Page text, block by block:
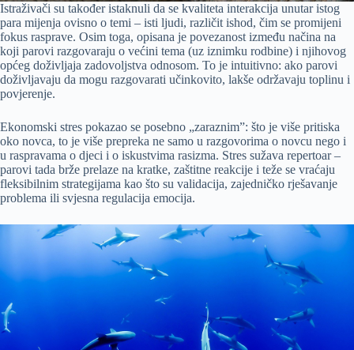
Istraživači su također istaknuli da se kvaliteta interakcija unutar istog
para mijenja ovisno o temi – isti ljudi, različit ishod, čim se promijeni
fokus rasprave. Osim toga, opisana je povezanost između načina na
koji parovi razgovaraju o većini tema (uz iznimku rodbine) i njihovog
općeg doživljaja zadovoljstva odnosom. To je intuitivno: ako parovi
doživljavaju da mogu razgovarati učinkovito, lakše održavaju toplinu i
povjerenje.
Ekonomski stres pokazao se posebno „zaraznim”: što je više pritiska
oko novca, to je više prepreka ne samo u razgovorima o novcu nego i
u raspravama o djeci i o iskustvima rasizma. Stres sužava repertoar –
parovi tada brže prelaze na kratke, zaštitne reakcije i teže se vraćaju
fleksibilnim strategijama kao što su valida­cija, zajedničko rješavanje
problema ili svjesna regulacija emocija.